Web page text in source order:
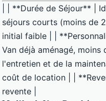
| | **Durée de Séjour** |
séjours courts (moins de
initial faible | |
Van déjà aménagé,
l'entretien et de la
coût de location | |
revente |